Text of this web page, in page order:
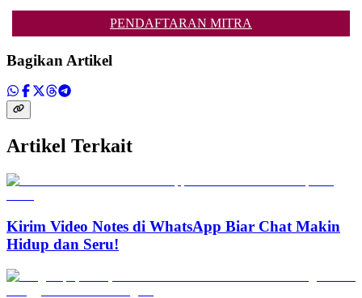
PENDAFTARAN MITRA
Bagikan Artikel
Artikel Terkait
Kirim Video Notes di WhatsApp Biar Chat Makin
Hidup dan Seru!